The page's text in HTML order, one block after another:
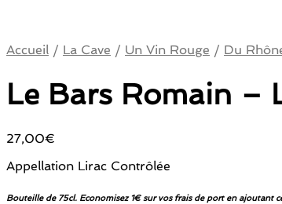
Accueil / La Cave / Un Vin Rouge / Du
Le Bars Romain –
27,00€
Appellation Lirac Contrôlée
Bouteille de 75cl. Economisez 1€ sur vos frais de port en ajoutant